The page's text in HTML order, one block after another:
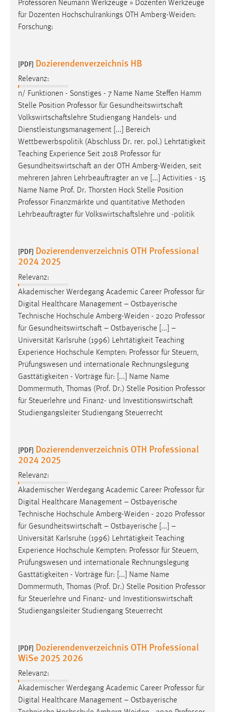
Professoren Neumann Werkzeuge » Dozenten Werkzeuge
für Dozenten Hochschulrankings OTH Amberg-Weiden:
Forschung:
[PDF] Dozierendenverzeichnis HB
Relevanz:
n/ Funktionen - Sonstiges - 7 Name Name Steffen Hamm
Stelle Position Professor für Gesundheitswirtschaft
Volkswirtschaftslehre Studiengang Handels- und
Dienstleistungsmanagement [...] Bereich
Wettbewerbspolitik (Abschluss Dr. rer. pol.) Lehrtätigkeit
Teaching Experience Seit 2018 Professor für
Gesundheitswirtschaft an der OTH Amberg-Weiden, seit
mehreren Jahren Lehrbeauftragter an ve [...] Activities - 15
Name Name Prof. Dr. Thorsten Hock Stelle Position
Professor Finanzmärkte und quantitative Methoden
Lehrbeauftragter für Volkswirtschaftslehre und -politik
[PDF] Dozierendenverzeichnis OTH Professional
2024 2025
Relevanz:
Akademischer Werdegang Academic Career Professor für
Digital Healthcare Management – Ostbayerische
Technische Hochschule Amberg-Weiden - 2020 Professor
für Gesundheitswirtschaft – Ostbayerische [...] –
Universität Karlsruhe (1996) Lehrtätigkeit Teaching
Experience Hochschule Kempten: Professor für Steuern,
Prüfungswesen und internationale Rechnungslegung
Gasttätigkeiten - Vorträge für: [...] Name Name
Dommermuth, Thomas (Prof. Dr.) Stelle Position Professor
für Steuerlehre und Finanz- und Investitionswirtschaft
Studiengangsleiter Studiengang Steuerrecht
[PDF] Dozierendenverzeichnis OTH Professional
2024 2025
Relevanz:
Akademischer Werdegang Academic Career Professor für
Digital Healthcare Management – Ostbayerische
Technische Hochschule Amberg-Weiden - 2020 Professor
für Gesundheitswirtschaft – Ostbayerische [...] –
Universität Karlsruhe (1996) Lehrtätigkeit Teaching
Experience Hochschule Kempten: Professor für Steuern,
Prüfungswesen und internationale Rechnungslegung
Gasttätigkeiten - Vorträge für: [...] Name Name
Dommermuth, Thomas (Prof. Dr.) Stelle Position Professor
für Steuerlehre und Finanz- und Investitionswirtschaft
Studiengangsleiter Studiengang Steuerrecht
[PDF] Dozierendenverzeichnis OTH Professional
WiSe 2025 2026
Relevanz:
Akademischer Werdegang Academic Career Professor für
Digital Healthcare Management – Ostbayerische
Das Cookie speichert die gewählte Sprache der Website.
Cookie Laufzeit:
Chat
Name:
MibewSessionID, MIBEW_UserID, mibew_locale, mibew-
chat-frame-style-5e9dbeb1811c0446
Zweck:
Wird benötigt um die Chatfunktion nutzen zu können.
Cookie Laufzeit:
MibewSessionID, mibew-chat-frame-style-
5e9dbeb1811c0446 = Sitzungslaufzeit, mibew_locale = 3
Jahre, MIBEW_UserID = 1 Jahr
Login
fe_user, be_user, be_lastLoginProvider
Dieser Cookie ist notwendig um sich an der Website
einloggen zu können.
Cookie Laufzeit:
24 Stunden
STATISTIK
Statistik Cookies erfassen Informationen anonym.
Diese Informationen helfen uns zu verstehen, wie
unsere Besucher unsere Website nutzen.
Name:
_pk_ref, _pk_cvar, _pk_id, _pk_ses
Zweck:
Zugriffsstatistik
Cookie Laufzeit:
Max. 13 Monate
MARKETING
Marketing Cookies werden von Drittanbietern
verwendet, um personalisierte Werbung anzuzeigen.
Sie tun dies, indem sie Besucher über Websites
hinweg verfolgen.
Name:
_gcl_au
Anbieter:
Google Ireland Limited